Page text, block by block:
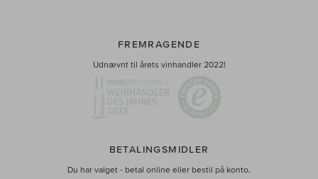
FREMRAGENDE
Udnævnt til årets vinhandler 2022!
BETALINGSMIDLER
Du har valget - betal online eller bestil på konto.